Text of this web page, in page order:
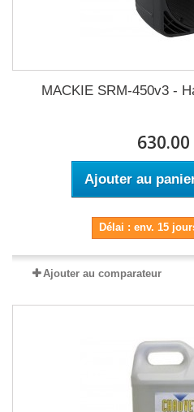
MACKIE SRM-450v3 -
630.00
Ajouter au
Délai : env. 15
Ajouter au comparateur